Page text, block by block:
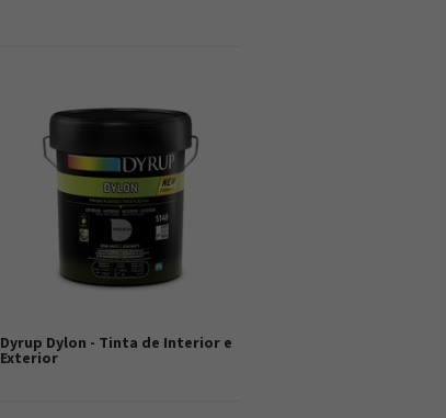
Dyrup Dylon - Tinta de Interior e
Exterior